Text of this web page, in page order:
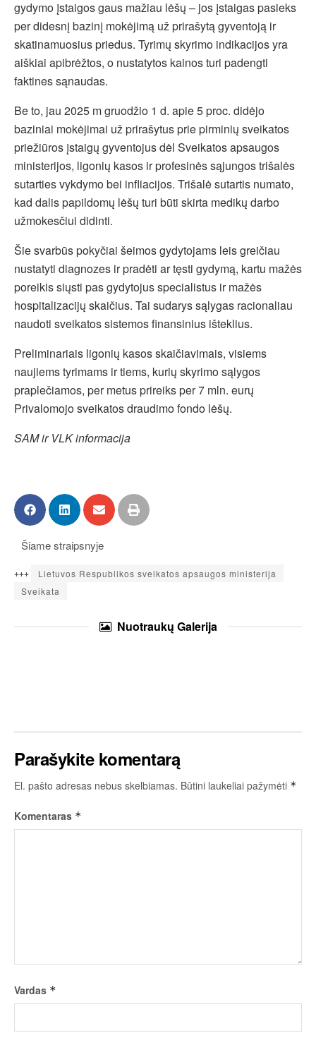
gydymo įstaigos gaus mažiau lėšų – jos įstaigas pasieks
per didesnį bazinį mokėjimą už prirašytą gyventoją ir
skatinamuosius priedus. Tyrimų skyrimo indikacijos yra
aiškiai apibrėžtos, o nustatytos kainos turi padengti
faktines sąnaudas.
Be to, jau 2025 m gruodžio 1 d. apie 5 proc. didėjo
baziniai mokėjimai už prirašytus prie pirminių sveikatos
priežiūros įstaigų gyventojus dėl Sveikatos apsaugos
ministerijos, ligonių kasos ir profesinės sąjungos trišalės
sutarties vykdymo bei infliacijos. Trišalė sutartis numato,
kad dalis papildomų lėšų turi būti skirta medikų darbo
užmokesčiui didinti.
Šie svarbūs pokyčiai šeimos gydytojams leis greičiau
nustatyti diagnozes ir pradėti ar tęsti gydymą, kartu mažės
poreikis siųsti pas gydytojus specialistus ir mažės
hospitalizacijų skaičius. Tai sudarys sąlygas racionaliau
naudoti sveikatos sistemos finansinius išteklius.
Preliminariais ligonių kasos skaičiavimais, visiems
naujiems tyrimams ir tiems, kurių skyrimo sąlygos
praplečiamos, per metus prireiks per 7 mln. eurų
Privalomojo sveikatos draudimo fondo lėšų.
SAM ir VLK informacija
Šiame straipsnyje
+++
Lietuvos Respublikos sveikatos apsaugos ministerija
Sveikata
Nuotraukų Galerija
Parašykite komentarą
El. pašto adresas nebus skelbiamas. Būtini laukeliai pažymėti *
Komentaras *
Vardas *